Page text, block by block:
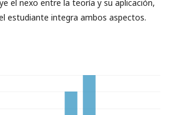
el nexo entre la teoría y su aplicación,
estudiante integra ambos aspectos.